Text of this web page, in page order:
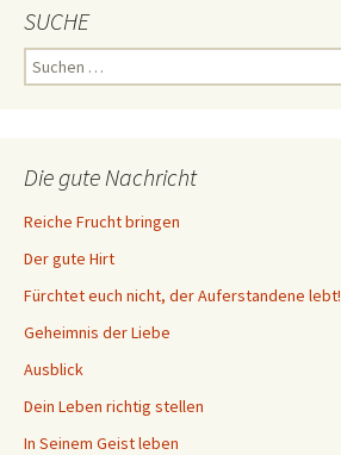
SUCHE
Suchen
nach:
Die gute Nachricht
Reiche Frucht bringen
Der gute Hirt
Fürchtet euch nicht, der Auferstandene lebt!
Geheimnis der Liebe
Ausblick
Dein Leben richtig stellen
In Seinem Geist leben